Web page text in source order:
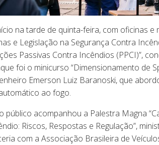
na tarde de quinta-feira, com oficinas e
e Legislação na Segurança Contra
Passivas Contra Incêndios (PPCI)”,
foi o minicurso “Dimensionamento de
Emerson Luiz Baranoski, que
ao fogo.
público acompanhou a Palestra Magna
Riscos, Respostas e Regulação”,
com a Associação Brasileira de